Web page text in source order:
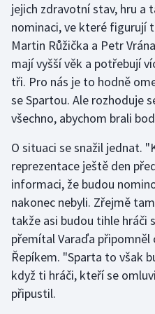
jejich zdravotní stav, hru a
nominaci, ve které figurují
Martin Růžička a Petr
mají vyšší věk a potřebují
tři. Pro nás je to hodně
se Spartou. Ale rozhoduje
všechno, abychom brali
O situaci se snažil jednat.
reprezentace ještě den
informaci, že budou
nakonec nebyli. Zřejmě
takže asi budou tihle hráči
přemítal Varaďa připomněl
Řepíkem. "Sparta to však
když ti hráči, kteří se
připustil.